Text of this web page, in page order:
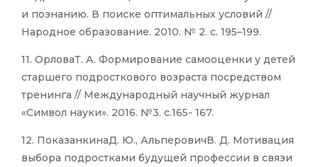
и познанию. В поиске оптимальных условий //
Народное образование. 2010. № 2. с. 195–199.
11. ОрловаТ. А. Формирование самооценки у детей
старшего подросткового возраста посредством
тренинга // Международный научный журнал
«Символ науки». 2016. №3. с.165- 167.
12. ПоказанкинаД. Ю., АльперовичВ. Д. Мотивация
выбора подростками будущей профессии в связи